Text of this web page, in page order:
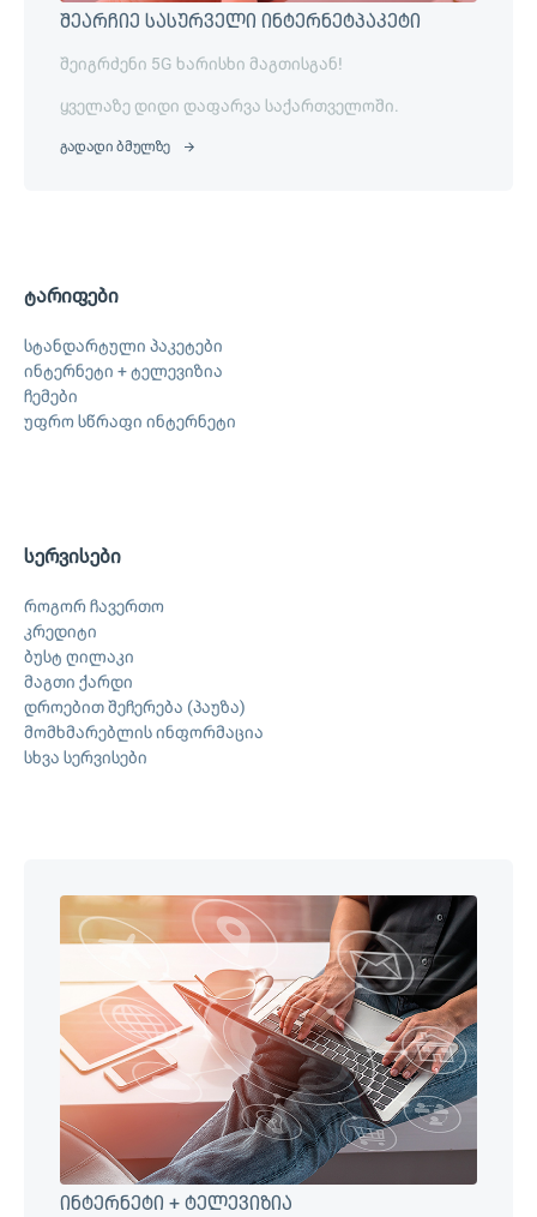
შეარჩიე სასურველი ინტერნეტპაკეტი
შეიგრძენი 5G ხარისხი მაგთისგან!
ყველაზე დიდი დაფარვა საქართველოში.
გადადი ბმულზე
ტარიფები
სტანდარტული პაკეტები
ინტერნეტი + ტელევიზია
ჩემები
უფრო სწრაფი ინტერნეტი
სერვისები
როგორ ჩავერთო
კრედიტი
ბუსტ ღილაკი
მაგთი ქარდი
დროებით შეჩერება (პაუზა)
მომხმარებლის ინფორმაცია
სხვა სერვისები
ინტერნეტი + ტელევიზია